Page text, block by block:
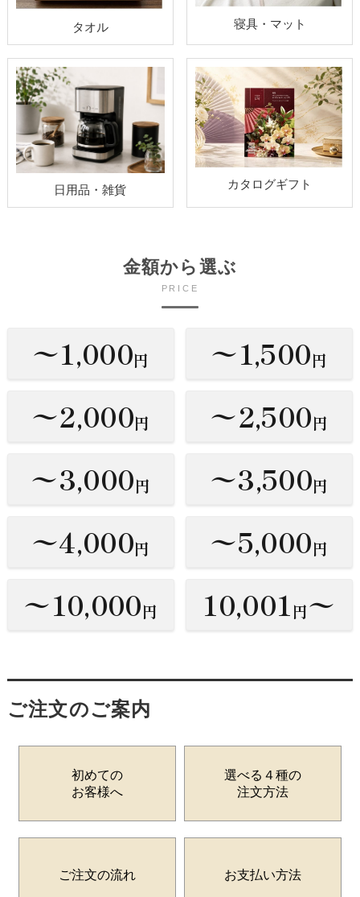
タオル 寝具・マット
日用品・雑貨 カタログギフト
金額から選ぶ
PRICE
〜1,000円 〜1,500円
〜2,000円 〜2,500円
〜3,000円 〜3,500円
〜4,000円 〜5,000円
〜10,000円 10,001円〜
ご注文のご案内
初めての
お客様へ
選べる４種の
注文方法
ご注文の流れ お支払い方法